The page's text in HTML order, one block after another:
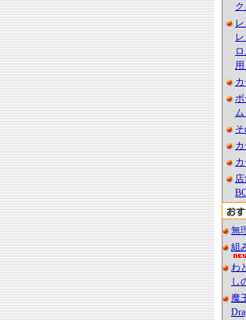
用
無
組
わ
し
魔